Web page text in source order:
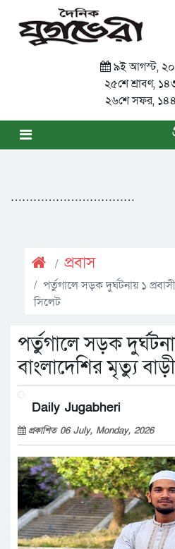
৯ই আগস্ট,
২৫শে শ্রাবণ,
২৬শে সফর,
……………………………
প্রবাস
পর্তুগালে সড়ক দুর্ঘটনায় ১
সিলেট
পর্তুগালে সড়ক
বাংলাদেশির মৃত্যু
Daily Jugabheri
প্রকাশিত 06 July, Monday, 2026